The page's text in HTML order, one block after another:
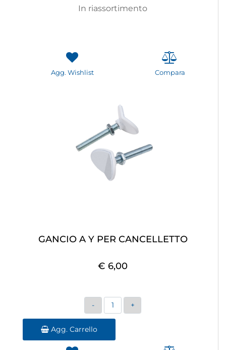
In riassortimento
Agg. Wishlist Compara
GANCIO A Y PER CANCELLETTO
€ 6,00
Quantità
Agg. Carrello